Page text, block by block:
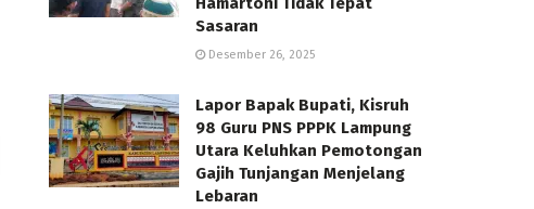
Sasaran
Desember 26, 2025
Lapor Bapak Bupati, Kisruh
98 Guru PNS PPPK Lampung
Utara Keluhkan Pemotongan
Gajih Tunjangan Menjelang
Lebaran